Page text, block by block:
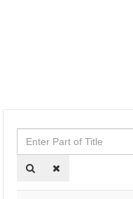
Enter
Part
of